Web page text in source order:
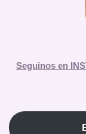
Seguinos en